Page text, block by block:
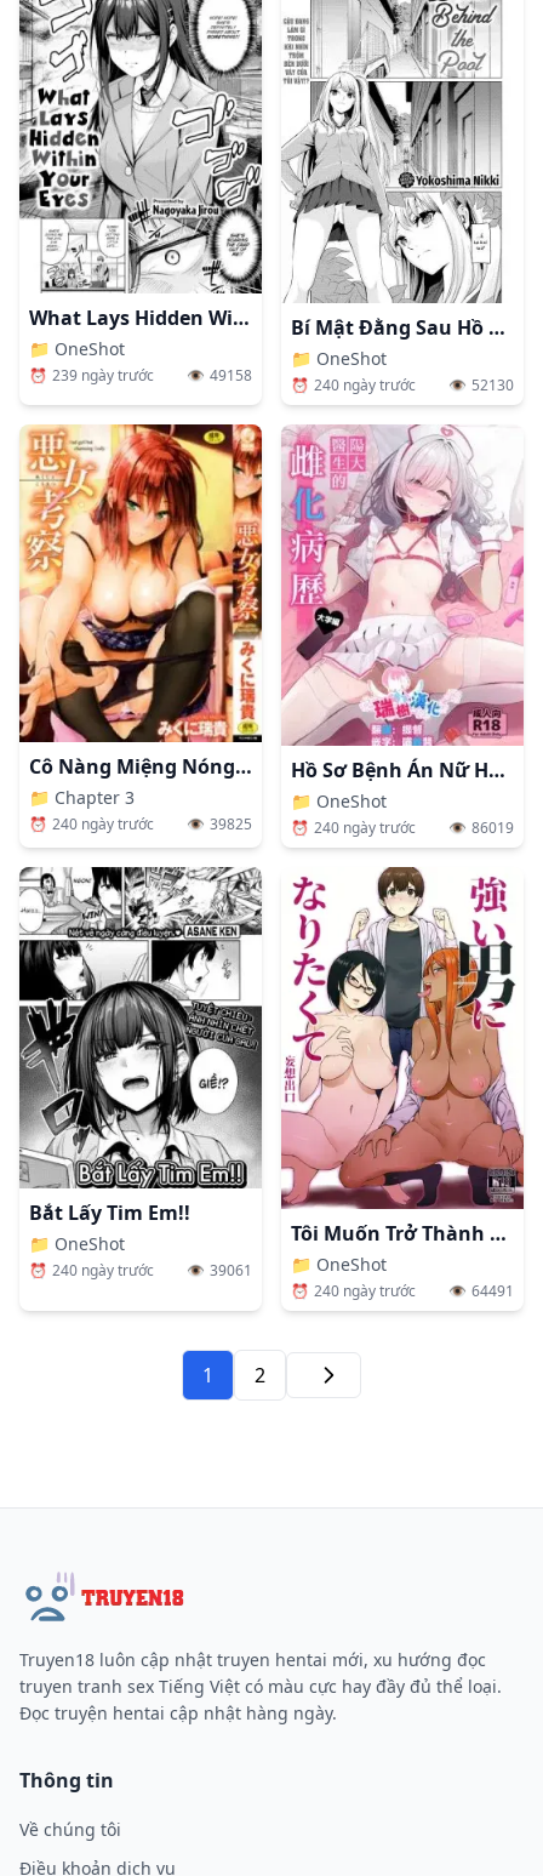
What Lays Hidden Within Your Eyes
📁 OneShot
⏰ 239 ngày trước 👁️ 49158
Bí Mật Đằng Sau Hồ Bơi
📁 OneShot
⏰ 240 ngày trước 👁️ 52130
Cô Nàng Miệng Nóng Tim Mềm
📁 Chapter 3
⏰ 240 ngày trước 👁️ 39825
Hồ Sơ Bệnh Án Nữ Hóa Của Hayato-Sensei
📁 OneShot
⏰ 240 ngày trước 👁️ 86019
Bắt Lấy Tim Em!!
📁 OneShot
⏰ 240 ngày trước 👁️ 39061
Tôi Muốn Trở Thành Một Chàng Trai Mạnh Mẽ
📁 OneShot
⏰ 240 ngày trước 👁️ 64491
1 2 Tiếp
Truyen18 luôn cập nhật truyen hentai mới, xu hướng đọc
truyen tranh sex Tiếng Việt có màu cực hay đầy đủ thể loại.
Đọc truyện hentai cập nhật hàng ngày.
Thông tin
Về chúng tôi
Điều khoản dịch vụ